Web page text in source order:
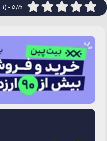
5/5 - (1 امتیاز)